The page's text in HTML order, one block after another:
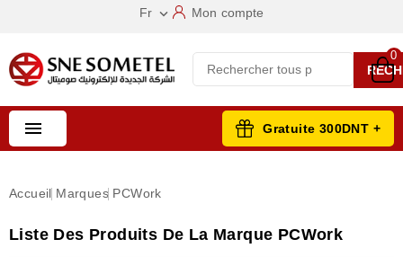
Fr  Mon compte
0
 Gratuite 300DNT +
Accueil Marques PCWork
Liste Des Produits De La Marque PCWork